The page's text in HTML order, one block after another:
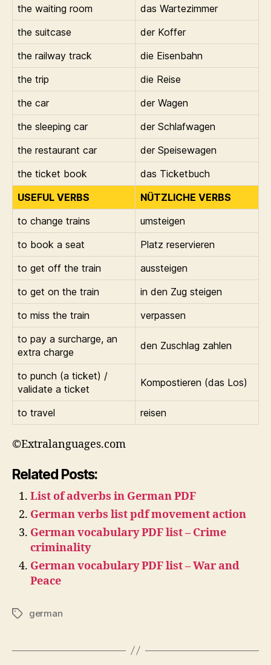
the waiting room
das Wartezimmer
the suitcase
der Koffer
the railway track
die Eisenbahn
the trip
die Reise
the car
der Wagen
the sleeping car
der Schlafwagen
the restaurant car
der Speisewagen
the ticket book
das Ticketbuch
USEFUL VERBS
NÜTZLICHE VERBS
to change trains
umsteigen
to book a seat
Platz reservieren
to get off the train
aussteigen
to get on the train
in den Zug steigen
to miss the train
verpassen
to pay a surcharge, an
extra charge
den Zuschlag zahlen
to punch (a ticket) /
validate a ticket
Kompostieren (das Los)
to travel reisen
©Extralanguages.com
Related Posts:
List of adverbs in German PDF
German verbs list pdf movement action
German vocabulary PDF list – Crime
criminality
German vocabulary PDF list – War and
Peace
Tagsgerman